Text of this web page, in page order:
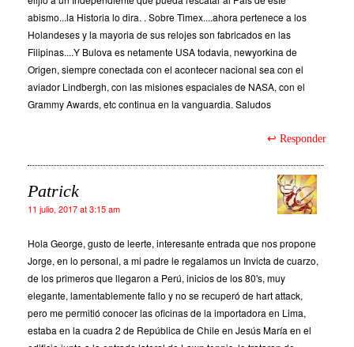
abismo...la Historia lo dira. . Sobre Timex....ahora pertenece a los
Holandeses y la mayoria de sus relojes son fabricados en las
Filipinas....Y Bulova es netamente USA todavia, newyorkina de
Origen, siempre conectada con el acontecer nacional sea con el
aviador Lindbergh, con las misiones espaciales de NASA, con el
Grammy Awards, etc continua en la vanguardia. Saludos
Responder
Patrick
11 julio, 2017 at 3:15 am
Hola George, gusto de leerte, interesante entrada que nos propone
Jorge, en lo personal, a mi padre le regalamos un Invicta de cuarzo,
de los primeros que llegaron a Perú, inicios de los 80's, muy
elegante, lamentablemente fallo y no se recuperó de hart attack,
pero me permitió conocer las oficinas de la importadora en Lima,
estaba en la cuadra 2 de República de Chile en Jesús María en el